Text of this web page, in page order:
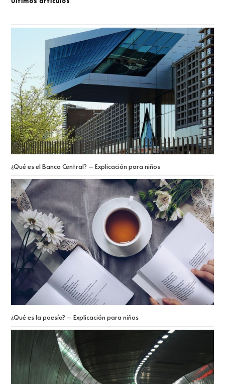
¿Qué es el Banco Central? – Explicación para niños
¿Qué es la poesía? – Explicación para niños